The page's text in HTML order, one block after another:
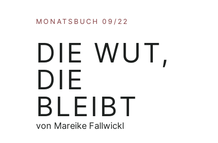
MONATSBUCH 09/22
DIE WUT,
DIE
BLEIBT
von Mareike Fallwickl